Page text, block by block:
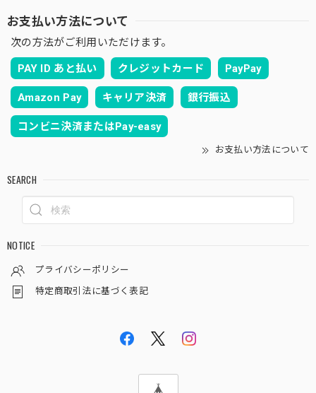
お支払い方法について
次の方法がご利用いただけます。
PAY ID あと払い クレジットカード PayPay
Amazon Pay キャリア決済 銀行振込
コンビニ決済またはPay-easy
お支払い方法について
SEARCH
NOTICE
プライバシーポリシー
特定商取引法に基づく表記